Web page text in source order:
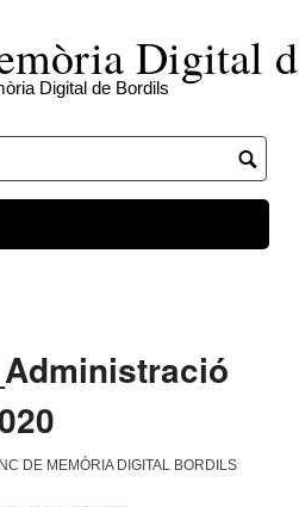
Digital
Digital de Bordils
DE MEMÒRIA DIGITAL BORDILS